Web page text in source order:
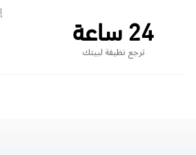
24 ساعة
ترجع نظيفة لبيتك